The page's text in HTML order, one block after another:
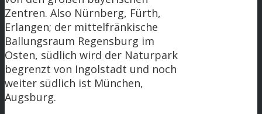
Zentren. Also Nürnberg, Fürth,
Erlangen; der mittelfränkische
Ballungsraum Regensburg im
Osten, südlich wird der Naturpark
begrenzt von Ingolstadt und noch
weiter südlich ist München,
Augsburg.